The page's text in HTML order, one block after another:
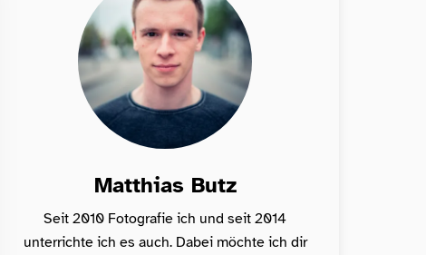
Matthias Butz
Seit 2010 Fotografie ich und seit 2014
unterrichte ich es auch. Dabei möchte ich dir